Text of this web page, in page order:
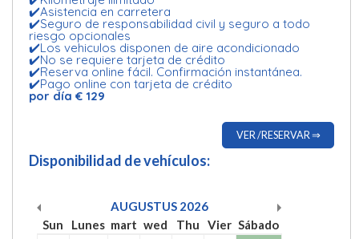
✔️Asistencia en carretera
✔️Seguro de responsabilidad civil y seguro a todo
riesgo opcionales
✔️Los vehiculos disponen de aire acondicionado
✔️No se requiere tarjeta de crédito
✔️Reserva online fácil. Confirmación instantánea.
✔️Pago online con tarjeta de crédito
por día € 129
VER /RESERVAR ⇒
Disponibilidad de vehículos:
AUGUSTUS 2026
Sun
Lunes mart wed Thu Vier Sábado